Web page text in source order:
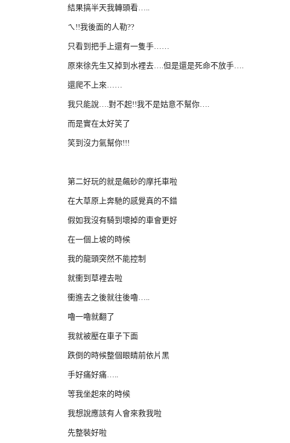
結果搞半天我轉頭看…..
ㄟ!!我後面的人勒??
只看到把手上還有一隻手……
原來徐先生又掉到水裡去….但是還是死命不放手….
還爬不上來……
我只能說….對不起!!我不是姑意不幫你….
而是實在太好笑了
笑到沒力氣幫你!!!
第二好玩的就是飆砂的摩托車啦
在大草原上奔馳的感覺真的不錯
假如我沒有騎到壞掉的車會更好
在一個上坡的時候
我的龍頭突然不能控制
就衝到草裡去啦
衝進去之後就往後嚕…..
嚕一嚕就翻了
我就被壓在車子下面
跌倒的時候整個眼睛前依片黑
手好痛好痛…..
等我坐起來的時候
我想說應該有人會來救我啦
先整裝好啦